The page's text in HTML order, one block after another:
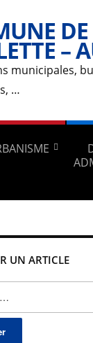
DE
–
municipales,
…
UN ARTICLE